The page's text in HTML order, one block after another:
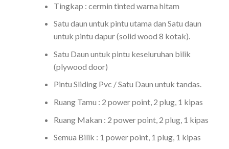
Tingkap : cermin tinted warna hitam
Satu daun untuk pintu utama dan Satu daun
untuk pintu dapur (solid wood 8 kotak).
Satu Daun untuk pintu keseluruhan bilik
(plywood door)
Pintu Sliding Pvc / Satu Daun untuk tandas.
Ruang Tamu : 2 power point, 2 plug, 1 kipas
Ruang Makan : 2 power point, 2 plug, 1 kipas
Semua Bilik : 1 power point, 1 plug, 1 kipas